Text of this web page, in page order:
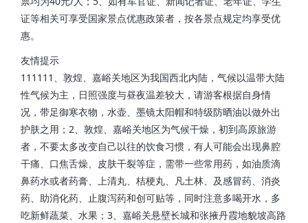
证等相关可享受国家景点优惠政策者，按各景点规定均享受优
惠。
友情提示
111111、敦煌、嘉峪关地区为我国西北内陆，气候以温带大陆
性气候为主，日照强度与昼夜温差较大，请游客根据自身情
况，带足御寒衣物，水壶、墨镜太阳帽和特级防晒油以做外出
护肤之用；2、敦煌、嘉峪关地区为气候干燥，初到高原旅游
者，不要太多改变自己以往的饮食习惯，有人可能会出现鼻腔
干痛、口焦舌燥、皮肤干裂等症，需带一些常用药，如油质滴
鼻药水或者药膏、上清丸、桔梗丸、凡土林、及感冒药、消炎
药、助消化药、止腹泻药和创可贴等，同时注意多喝开水，多
吃新鲜蔬菜、水果；3、嘉峪关悬壁长城和张掖丹霞地貌坡高路